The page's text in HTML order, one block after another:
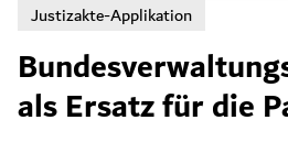
Justizakte-Applikation
als Ersatz für die